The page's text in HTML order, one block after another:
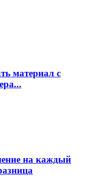
материал с
на каждый